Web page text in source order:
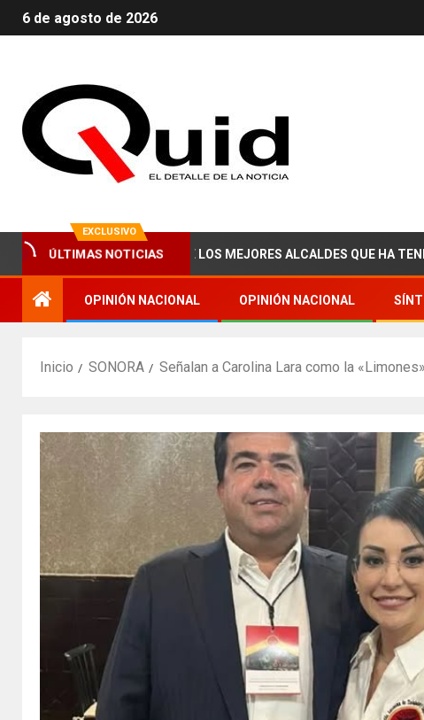
6 de agosto de 2026
EXCLUSIVO
ÚLTIMAS NOTICIAS
ZAIED, UNO DE LOS MEJORES ALCALDES QUE HA TENIDO
OPINIÓN NACIONAL OPINIÓN NACIONAL
Inicio SONORA Señalan a Carolina Lara como la